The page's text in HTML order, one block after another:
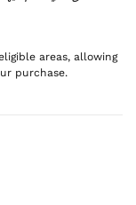
areas, allowing
purchase.